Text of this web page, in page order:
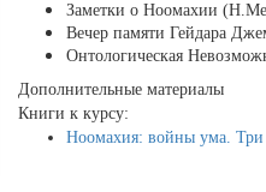
Заметки о Ноомахии
Вечер памяти Гейдара
Онтологическая
Дополнительные материалы
Книги к курсу:
Ноомахия: войны ума.